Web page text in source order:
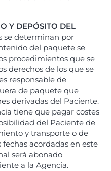
Y DEPÓSITO DEL
se determinan por
del paquete se
procedimientos que se
derechos de los que se
responsable de
de paquete que
derivadas del Paciente.
tiene que pagar costes
del Paciente de
y transporte o de
fechas acordadas en este
será abonado
a la Agencia.